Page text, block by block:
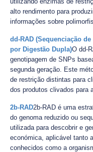
alto rendimento para
informações sobre
dd-RAD (Sequenciação
por Digestão Dupla)O dd-
genotipagem de SNPs
segunda geração. Este
de restrição distintas para
dos produtos clivados para
2b-RAD2b-RAD é uma
do genoma reduzido ou
utilizada para descobrir e
económica, aplicável tanto
conhecidos como a